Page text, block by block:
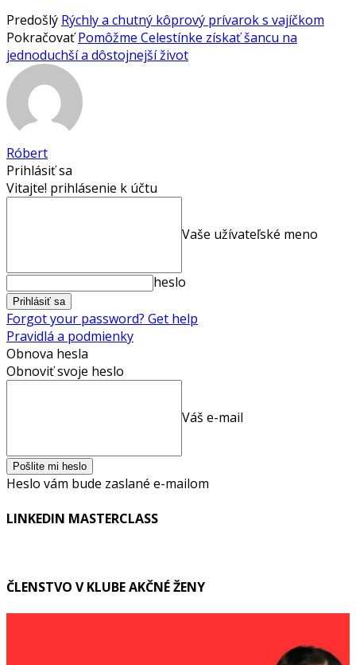
Predošlý Rýchly a chutný kôprový prívarok s vajíčkom
Pokračovať Pomôžme Celestínke získať šancu na
jednoduchší a dôstojnejší život
Róbert
Prihlásiť sa
Vitajte! prihlásenie k účtu
Vaše užívateľské meno
heslo
Forgot your password? Get help
Pravidlá a podmienky
Obnova hesla
Obnoviť svoje heslo
Váš e-mail
Heslo vám bude zaslané e-mailom
LINKEDIN MASTERCLASS
ČLENSTVO V KLUBE AKČNÉ ŽENY